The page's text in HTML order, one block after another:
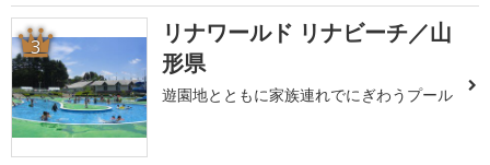
3
リナワールド リナビーチ／山
形県
遊園地とともに家族連れでにぎわうプール